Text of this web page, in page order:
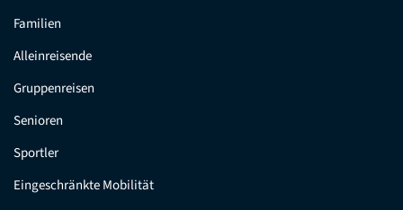
Familien
Alleinreisende
Gruppenreisen
Senioren
Sportler
Eingeschränkte Mobilität